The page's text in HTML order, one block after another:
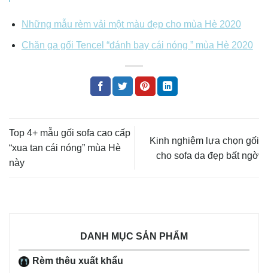
DANH MỤC SẢN PHẨM
Rèm thêu xuất khẩu
Những mẫu rèm vải một màu đẹp cho mùa Hè 2020
Chăn ga gối Tencel “đánh bay cái nóng ” mùa Hè 2020
Top 4+ mẫu gối sofa cao cấp
“xua tan cái nóng” mùa Hè
này
Kinh nghiệm lựa chọn gối
cho sofa da đẹp bất ngờ